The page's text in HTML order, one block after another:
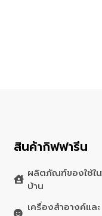
สินค้ากิฟฟารีน
ผลิตภัณฑ์ของใช้ใน
บ้าน
เครื่องสำอางค์และ